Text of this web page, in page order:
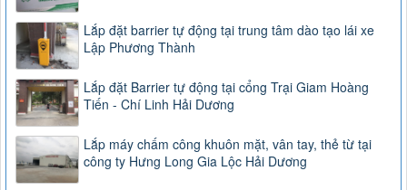
Lắp đặt barrier tự động tại trung tâm dào tạo lái xe
Lập Phương Thành
Lắp đặt Barrier tự động tại cổng Trại Giam Hoàng
Tiến - Chí Linh Hải Dương
Lắp máy chấm công khuôn mặt, vân tay, thẻ từ tại
công ty Hưng Long Gia Lộc Hải Dương